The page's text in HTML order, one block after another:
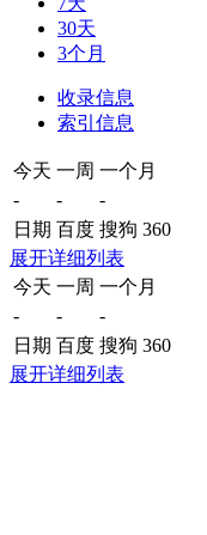
30天
3个月
收录信息
索引信息
今天 一周 一个月
-
-
-
日期 百度 搜狗 360
展开详细列表
今天 一周 一个月
-
-
-
日期 百度 搜狗 360
展开详细列表